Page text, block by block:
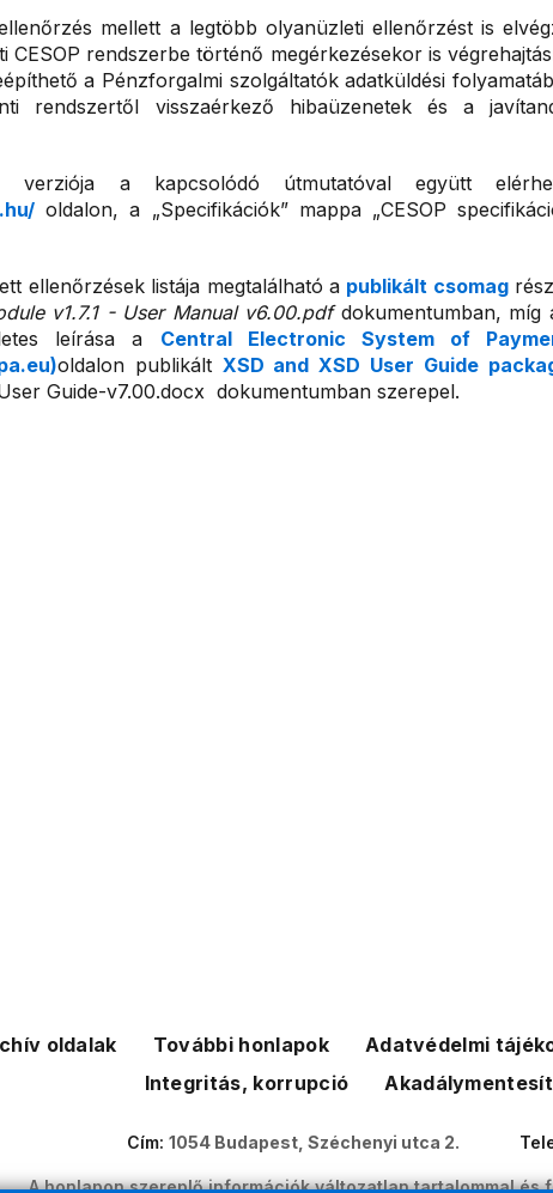
mellett a legtöbb olyanüzleti ellenőrzést is
CESOP rendszerbe történő megérkezésekor is
a Pénzforgalmi szolgáltatók adatküldési
rendszertől visszaérkező hibaüzenetek és a
verziója a kapcsolódó útmutatóval együtt
oldalon, a „Specifikációk” mappa „CESOP
ellenőrzések listája megtalálható a publikált csomag
v1.7.1 - User Manual v6.00.pdfdokumentumban, míg
leírása a Central Electronic System of
oldalon publikált XSD and XSD User Guide
Guide-v7.00.docx dokumentumban szerepel.
oldalak További honlapok Adatvédelmi
Integritás, korrupció
Cím: 1054 Budapest, Széchenyi utca 2.
A honlapon szereplő információk változatlan tartalommal és